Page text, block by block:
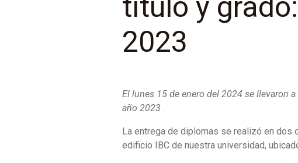
título y
2023
El lunes 15 de enero del 2024 se llevaron
año 2023 .
La entrega de diplomas se realizó en dos
edificio IBC de nuestra universidad,